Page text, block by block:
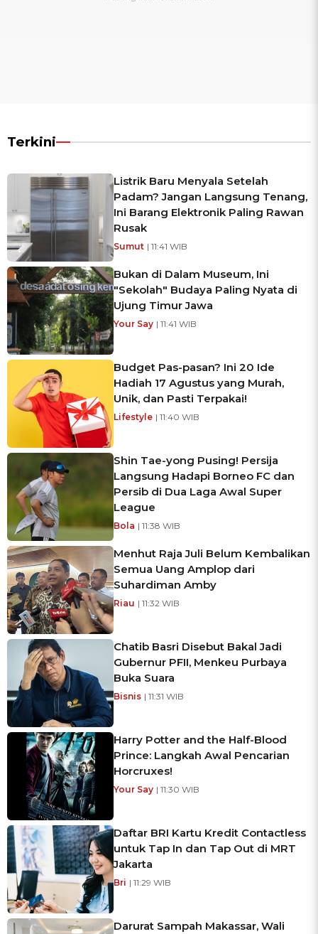
Terkini
Listrik Baru Menyala Setelah
Padam? Jangan Langsung Tenang,
Ini Barang Elektronik Paling Rawan
Rusak
Sumut | 11:41 WIB
Bukan di Dalam Museum, Ini
"Sekolah" Budaya Paling Nyata di
Ujung Timur Jawa
Your Say | 11:41 WIB
Budget Pas-pasan? Ini 20 Ide
Hadiah 17 Agustus yang Murah,
Unik, dan Pasti Terpakai!
Lifestyle | 11:40 WIB
Shin Tae-yong Pusing! Persija
Langsung Hadapi Borneo FC dan
Persib di Dua Laga Awal Super
League
Bola | 11:38 WIB
Menhut Raja Juli Belum Kembalikan
Semua Uang Amplop dari
Suhardiman Amby
Riau | 11:32 WIB
Chatib Basri Disebut Bakal Jadi
Gubernur PFII, Menkeu Purbaya
Buka Suara
Bisnis | 11:31 WIB
Harry Potter and the Half-Blood
Prince: Langkah Awal Pencarian
Horcruxes!
Your Say | 11:30 WIB
Daftar BRI Kartu Kredit Contactless
untuk Tap In dan Tap Out di MRT
Jakarta
Bri | 11:29 WIB
Darurat Sampah Makassar, Wali